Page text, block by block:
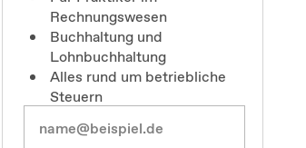
Rechnungswesen
Buchhaltung und
Lohnbuchhaltung
Alles rund um betriebliche
Steuern